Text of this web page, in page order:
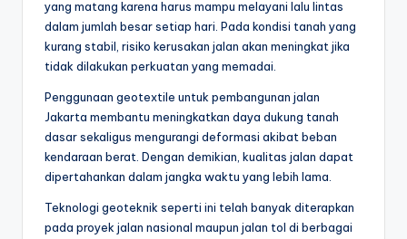
yang matang karena harus mampu melayani lalu lintas
dalam jumlah besar setiap hari. Pada kondisi tanah yang
kurang stabil, risiko kerusakan jalan akan meningkat jika
tidak dilakukan perkuatan yang memadai.
Penggunaan geotextile untuk pembangunan jalan
Jakarta membantu meningkatkan daya dukung tanah
dasar sekaligus mengurangi deformasi akibat beban
kendaraan berat. Dengan demikian, kualitas jalan dapat
dipertahankan dalam jangka waktu yang lebih lama.
Teknologi geoteknik seperti ini telah banyak diterapkan
pada proyek jalan nasional maupun jalan tol di berbagai